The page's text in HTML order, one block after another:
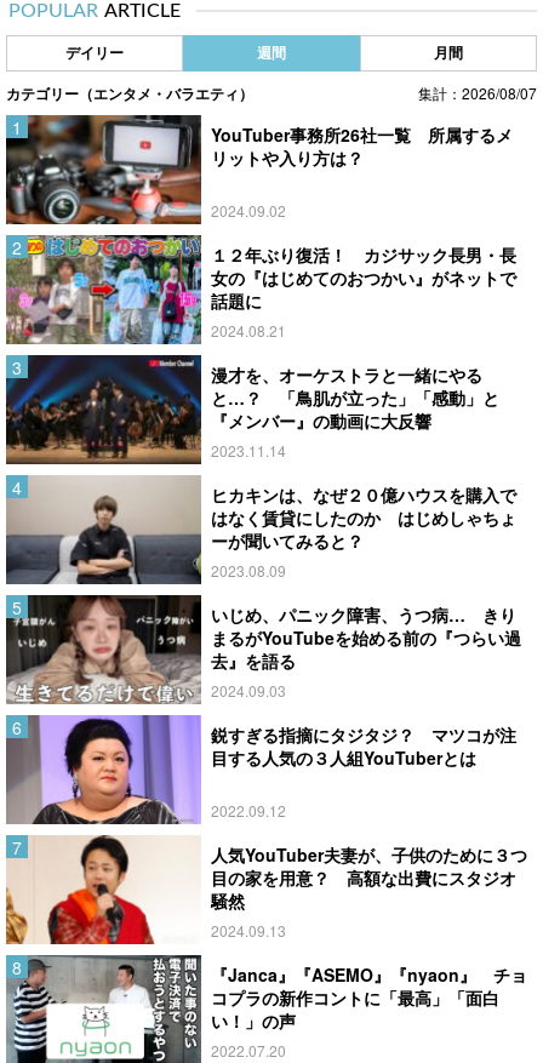
POPULAR ARTICLE
デイリー 週間 月間
カテゴリー（エンタメ・バラエティ） 集計：2026/08/07
YouTuber事務所26社一覧 所属するメ
リットや入り方は？
2024.09.02
１２年ぶり復活！ カジサック長男・長
女の『はじめてのおつかい』がネットで
話題に
2024.08.21
漫才を、オーケストラと一緒にやる
と…？ 「鳥肌が立った」「感動」と
『メンバー』の動画に大反響
2023.11.14
ヒカキンは、なぜ２０億ハウスを購入で
はなく賃貸にしたのか はじめしゃちょ
ーが聞いてみると？
2023.08.09
いじめ、パニック障害、うつ病… きり
まるがYouTubeを始める前の『つらい過
去』を語る
2024.09.03
鋭すぎる指摘にタジタジ？ マツコが注
目する人気の３人組YouTuberとは
2022.09.12
人気YouTuber夫妻が、子供のために３つ
目の家を用意？ 高額な出費にスタジオ
騒然
2024.09.13
『Janca』『ASEMO』『nyaon』 チョ
コプラの新作コントに「最高」「面白
い！」の声
2022.07.20